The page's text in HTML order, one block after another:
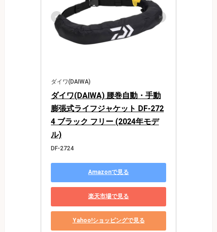
ダイワ(DAIWA)
ダイワ(DAIWA) 腰巻自動・手動
膨張式ライフジャケット DF-272
4 ブラック フリー (2024年モデ
ル)
DF-2724
Amazonで見る
楽天市場で見る
Yahoo!ショッピングで見る